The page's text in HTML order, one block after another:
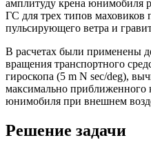
амплитуду крена юнимобиля
ГС для трех типов маховиков
пульсирующего ветра и
В расчетах были применены
вращения транспортного
гироскопа (5 m N sec/deg),
максимально приближенного
юнимобиля при внешнем
Решение задачи